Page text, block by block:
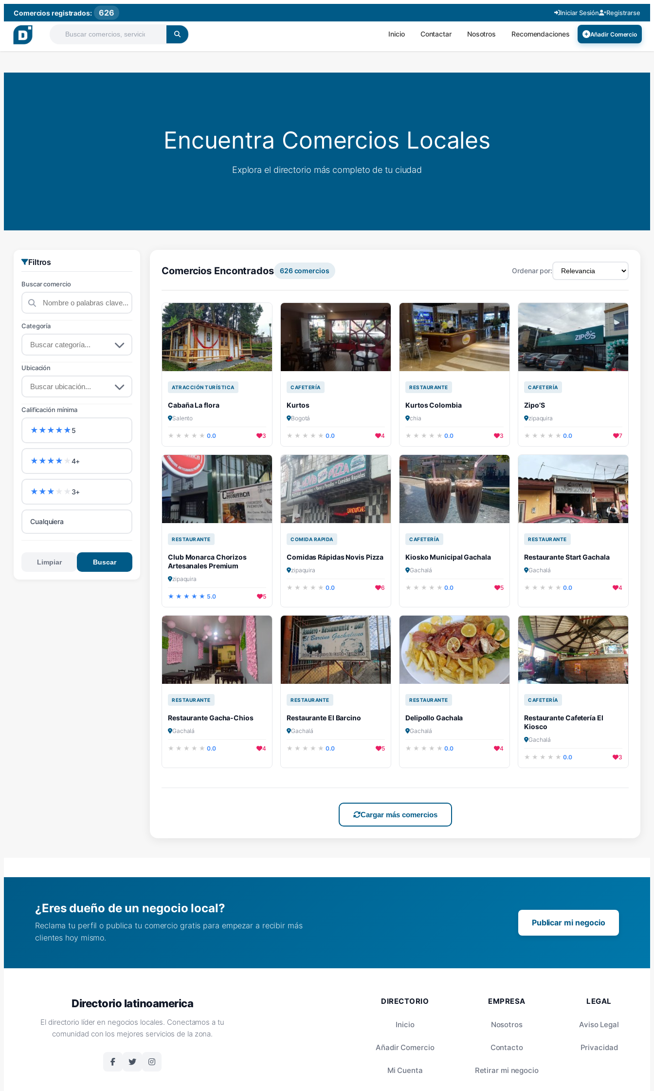
Comercios registrados: 626 Iniciar Sesión Registrarse
Inicio Contactar Nosotros Recomendaciones Añadir Comercio
Encuentra Comercios Locales
Explora el directorio más completo de tu ciudad
Filtros
Buscar comercio
Categoría
Ubicación
Calificación mínima
★ ★ ★ ★ ★5
★ ★ ★ ★ ★4+
★ ★ ★ ★ ★ 3+
Cualquiera
Limpiar Buscar
Comercios Encontrados 626comercios Ordenar por:
ATRACCIÓN TURÍSTICA
Cabaña La flora
Salento
0.0 3
CAFETERÍA
Kurtos
Bogotá
0.0 4
RESTAURANTE
Kurtos Colombia
chia
0.0 3
CAFETERÍA
Zipo’S
zipaquira
0.0 7
RESTAURANTE
Club Monarca Chorizos
Artesanales Premium
zipaquira
5.0 5
COMIDA RAPIDA
Comidas Rápidas Novis Pizza
zipaquira
0.0 6
CAFETERÍA
Kiosko Municipal Gachala
Gachalá
0.0 5
RESTAURANTE
Restaurante Start Gachala
Gachalá
0.0 4
RESTAURANTE
Restaurante Gacha-Chios
Gachalá
0.0 4
RESTAURANTE
Restaurante El Barcino
Gachalá
0.0 5
RESTAURANTE
Delipollo Gachala
Gachalá
0.0 4
CAFETERÍA
Restaurante Cafetería El
Kiosco
Gachalá
0.0 3
Cargar más comercios
¿Eres dueño de un negocio local?
Reclama tu perfil o publica tu comercio gratis para empezar a recibir más
clientes hoy mismo.
Publicar mi negocio
Directorio latinoamerica
El directorio líder en negocios locales. Conectamos a tu
comunidad con los mejores servicios de la zona.
DIRECTORIO
Inicio
Añadir Comercio
Mi Cuenta
EMPRESA
Nosotros
Contacto
Retirar mi negocio
LEGAL
Aviso Legal
Privacidad